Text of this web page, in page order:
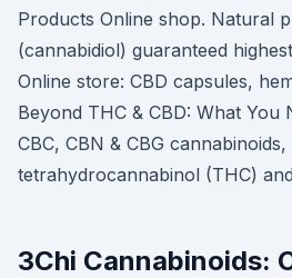
Products Online shop. Natural
(cannabidiol) guaranteed
Online store: CBD capsules,
Beyond THC & CBD: What
CBC, CBN & CBG
tetrahydrocannabinol (THC)
3Chi Cannabinoids: